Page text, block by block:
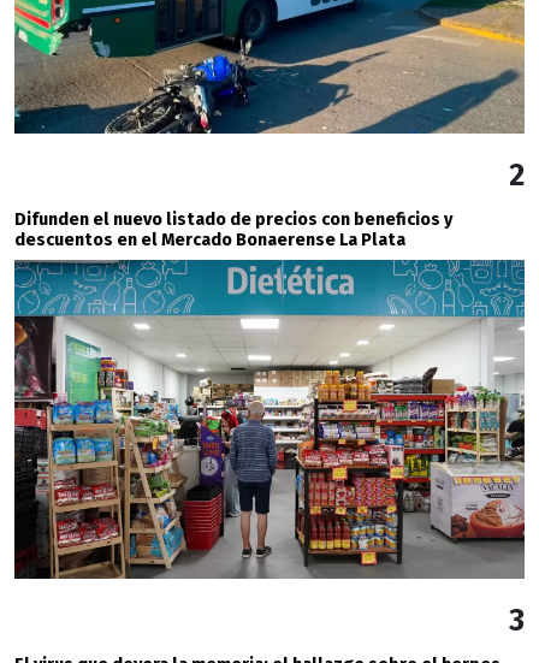
2
Difunden el nuevo listado de precios con beneficios y
descuentos en el Mercado Bonaerense La Plata
3